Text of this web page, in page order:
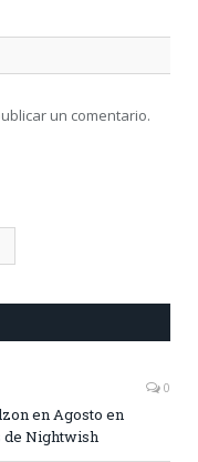
un comentario.
0
en Agosto en
de Nightwish